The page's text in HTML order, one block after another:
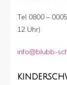
Tel 0800 –
12 Uhr)
info@blubb-